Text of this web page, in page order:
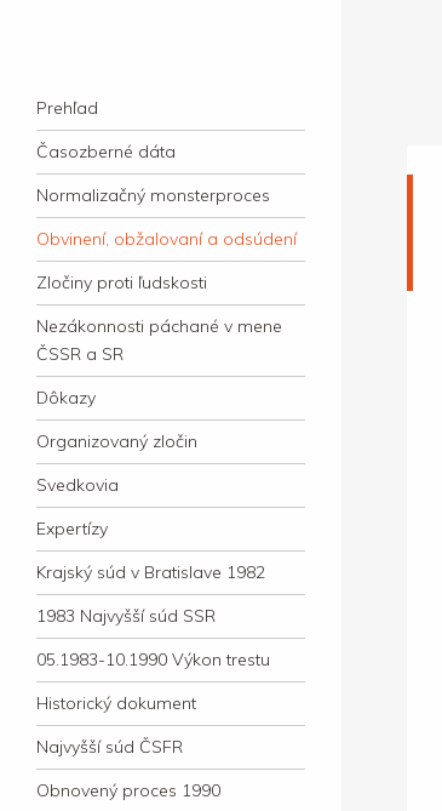
súdny proces v dejnách slovenskej justície
Navigation
Skip to content
Prehľad
Časozberné dáta
Normalizačný monsterproces
Obvinení, obžalovaní a odsúdení
Zločiny proti ľudskosti
Nezákonnosti páchané v mene
ČSSR a SR
Dôkazy
Organizovaný zločin
Svedkovia
Expertízy
Krajský súd v Bratislave 1982
1983 Najvyšší súd SSR
05.1983-10.1990 Výkon trestu
Historický dokument
Najvyšší súd ČSFR
Obnovený proces 1990